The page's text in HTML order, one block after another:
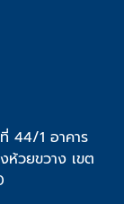
44/1 อาคาร
ห้วยขวาง เขต